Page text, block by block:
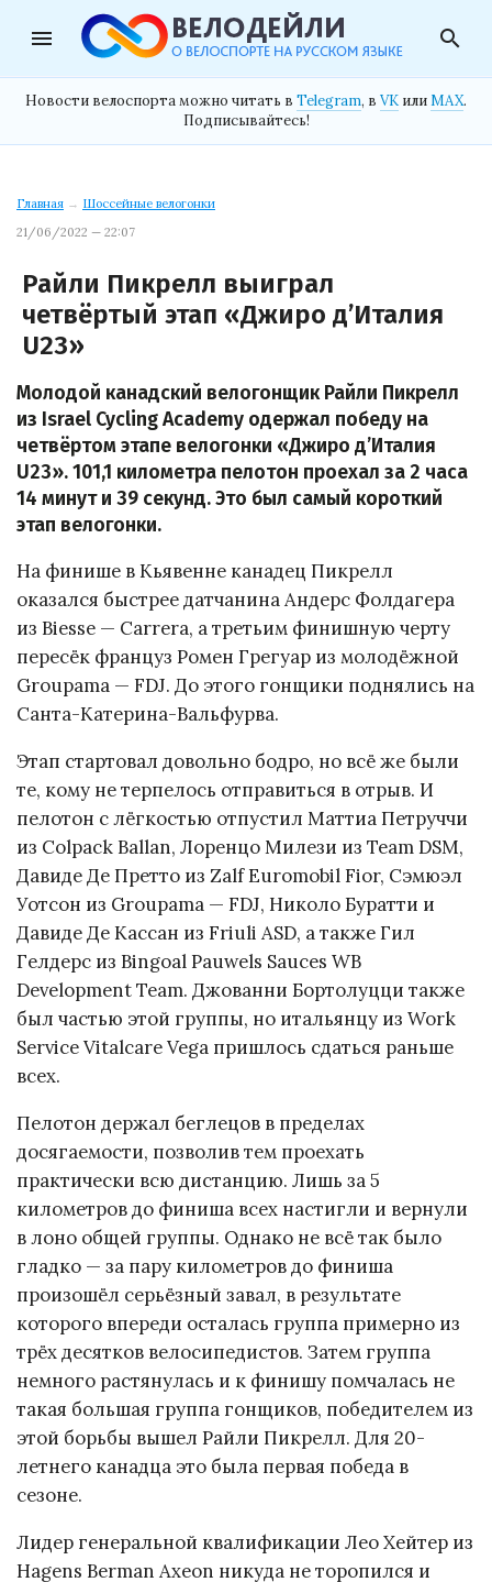
menu search
Новости велоспорта можно читать в Telegram, в VK илиMAX.
Подписывайтесь!
Главная → Шоссейные велогонки
21/06/2022 — 22:07
Райли Пикрелл выиграл
четвёртый этап «Джиро д’Италия
U23»
Молодой канадский велогонщик Райли Пикрелл
из Israel Cycling Academy одержал победу на
четвёртом этапе велогонки «Джиро д’Италия
U23». 101,1 километра пелотон проехал за 2 часа
14 минут и 39 секунд. Это был самый короткий
этап велогонки.
На финише в Кьявенне канадец Пикрелл
оказался быстрее датчанина Андерс Фолдагера
из Biesse — Carrera, а третьим финишную черту
пересёк француз Ромен Грегуар из молодёжной
Groupama — FDJ. До этого гонщики поднялись на
Санта-Катерина-Вальфурва.
Этап стартовал довольно бодро, но всё же были
те, кому не терпелось отправиться в отрыв. И
пелотон с лёгкостью отпустил Маттиа Петруччи
из Colpack Ballan, Лоренцо Милези из Team DSM,
Давиде Де Претто из Zalf Euromobil Fior, Сэмюэл
Уотсон из Groupama — FDJ, Николо Буратти и
Давиде Де Кассан из Friuli ASD, а также Гил
Гелдерс из Bingoal Pauwels Sauces WB
Development Team. Джованни Бортолуцци также
был частью этой группы, но итальянцу из Work
Service Vitalcare Vega пришлось сдаться раньше
всех.
Пелотон держал беглецов в пределах
досягаемости, позволив тем проехать
практически всю дистанцию. Лишь за 5
километров до финиша всех настигли и вернули
в лоно общей группы. Однако не всё так было
гладко — за пару километров до финиша
произошёл серьёзный завал, в результате
которого впереди осталась группа примерно из
трёх десятков велосипедистов. Затем группа
немного растянулась и к финишу помчалась не
такая большая группа гонщиков, победителем из
этой борьбы вышел Райли Пикрелл. Для 20-
летнего канадца это была первая победа в
сезоне.
Лидер генеральной квалификации Лео Хейтер из
Hagens Berman Axeon никуда не торопился и